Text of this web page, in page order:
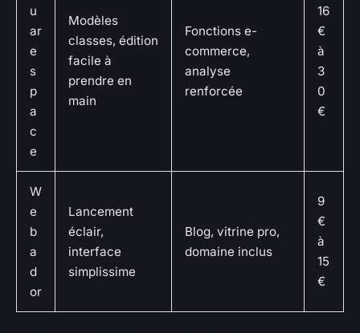
u
ar
e
s
p
a
c
e
Modèles
classes, édition
facile à
prendre en
main
Fonctions e-
commerce,
analyse
renforcée
16
€
à
3
0
€
W
e
b
a
d
or
Lancement
éclair,
interface
simplissime
Blog, vitrine pro,
domaine inclus
9
€
à
15
€